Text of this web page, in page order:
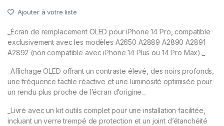
Ajouter à votre liste
_Écran de remplacement OLED pour iPhone 14 Pro, compatible
exclusivement avec les modèles A2650 A2889 A2890 A2891
A2892 (non compatible avec iPhone 14 Plus ou 14 Pro Max)._
_Affichage OLED offrant un contraste élevé, des noirs profonds,
une fréquence tactile réactive et une luminosité optimisée pour
un rendu plus proche de l’écran d’origine._
_Livré avec un kit outils complet pour une installation facilitée,
incluant un verre trempé de protection et un joint d’étanchéité